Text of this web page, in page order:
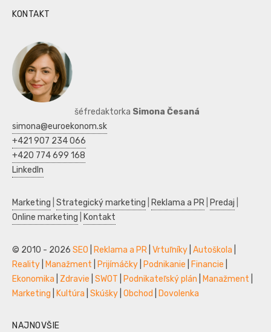
KONTAKT
šéfredaktorka Simona Česaná
simona@euroekonom.sk
+421 907 234 066
+420 774 699 168
LinkedIn
Marketing Strategický marketing Reklama a PR Predaj
Online marketing
Kontakt
© 2010 - 2026 SEO Reklama a PR Vrtuľníky Autoškola
Reality
Manažment Prijímáčky Podnikanie Financie
Ekonomika
Zdravie SWOT Podnikateľský plán Manažment
Marketing
Kultúra Skúšky Obchod Dovolenka
NAJNOVŠIE